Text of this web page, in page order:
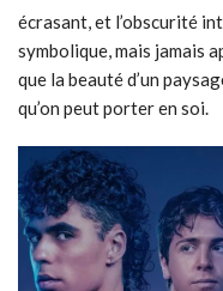
écrasant, et l’obscurité
symbolique, mais jamais
que la beauté d’un
qu’on peut porter en soi.